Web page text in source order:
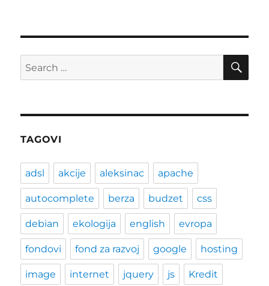
Search
for:
TAGOVI
adsl akcije aleksinac apache
autocomplete berza budzet css
debian ekologija english evropa
fondovi fond za razvoj google hosting
image internet jquery js Kredit